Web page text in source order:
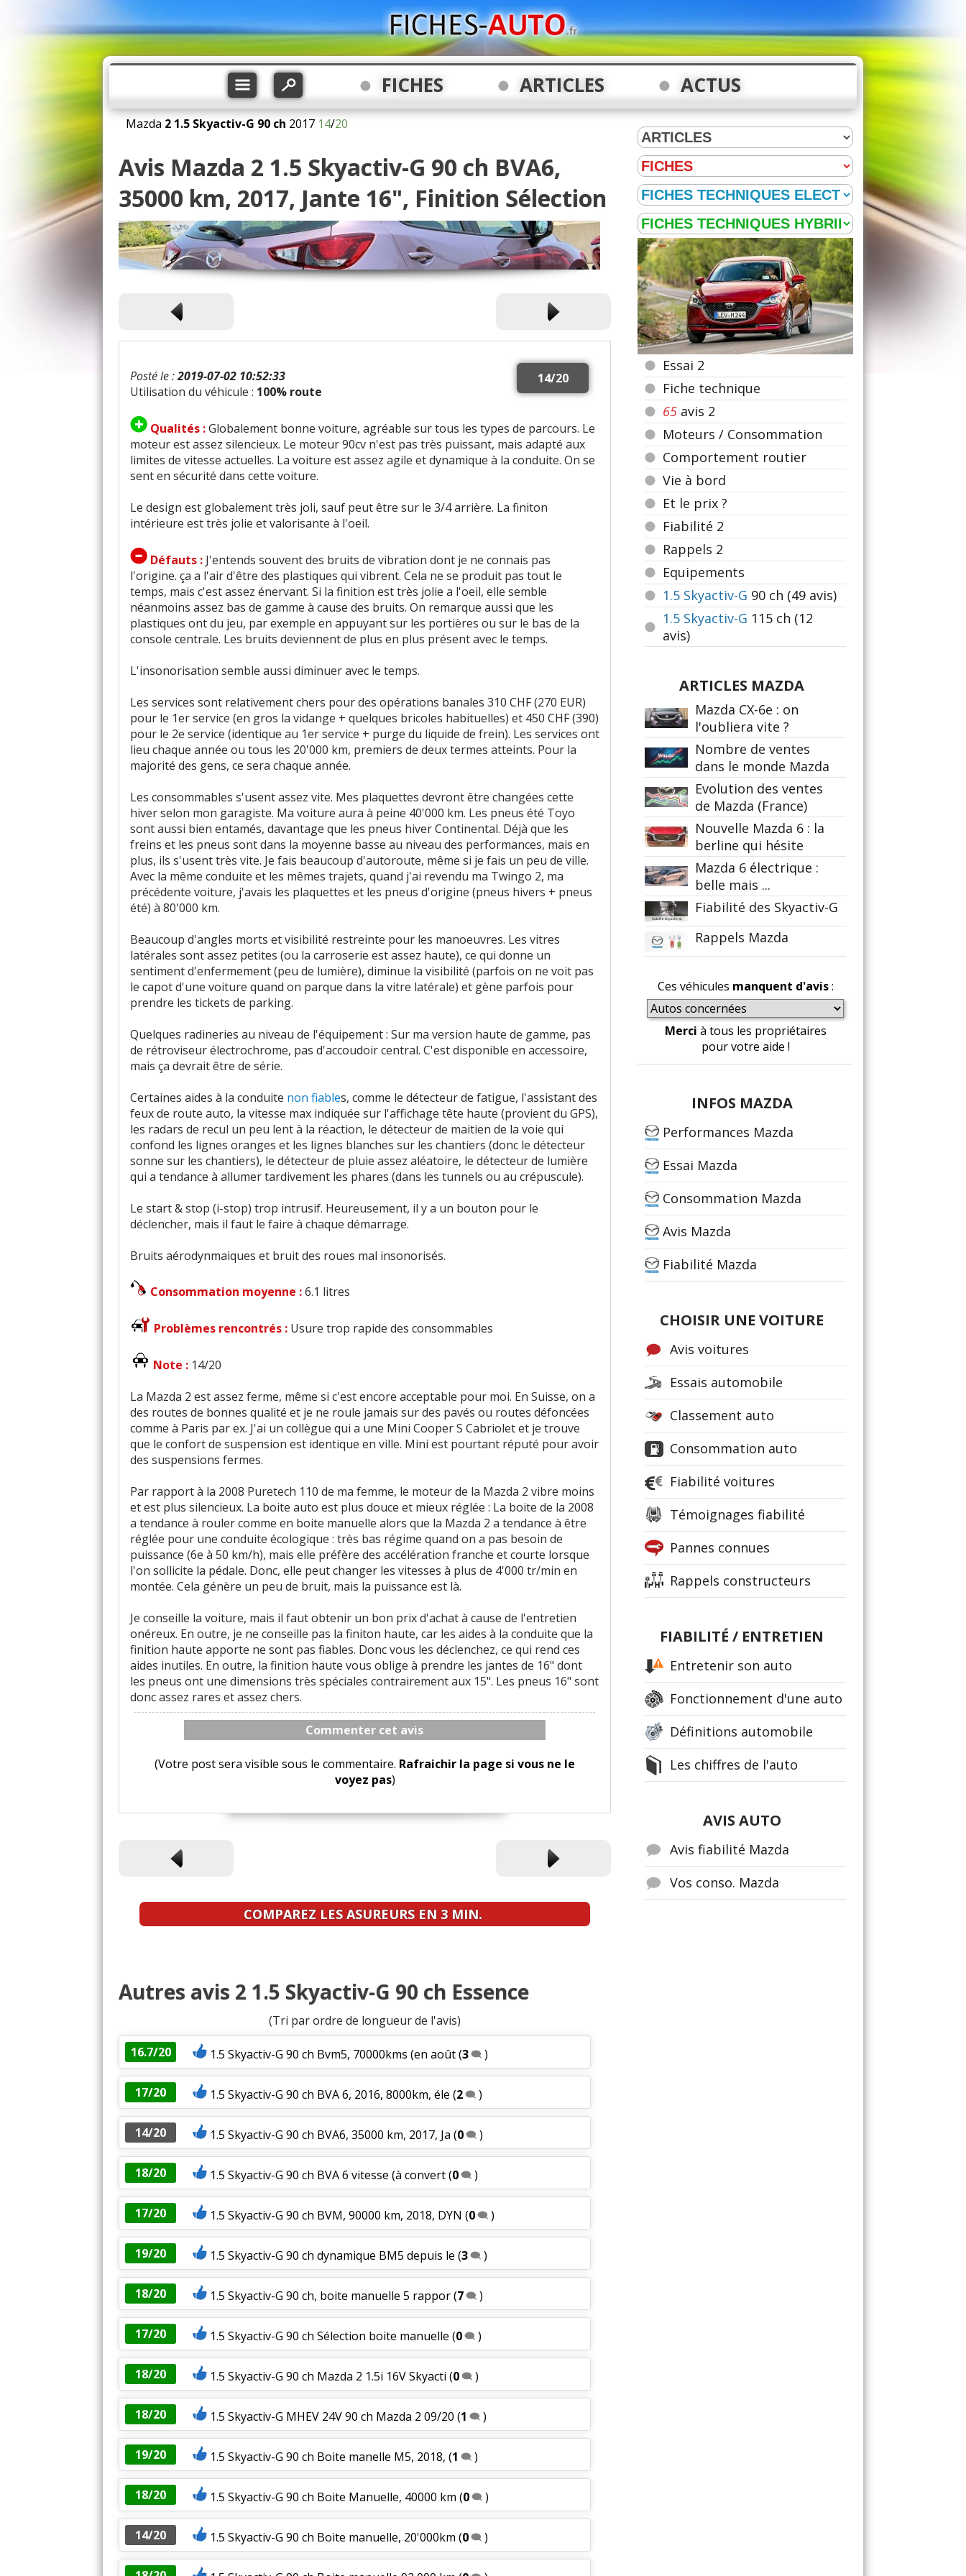
FICHES ARTICLES ACTUS
Mazda 2 1.5 Skyactiv-G 90 ch 2017 14/20
Avis Mazda 2 1.5 Skyactiv-G 90 ch BVA6,
35000 km, 2017, Jante 16", Finition Sélection
14/20
Posté le :2019-07-02 10:52:33
Utilisation du véhicule : 100% route
Qualités :Globalement bonne voiture, agréable sur tous les types de parcours. Le
moteur est assez silencieux. Le moteur 90cv n'est pas très puissant, mais adapté aux
limites de vitesse actuelles. La voiture est assez agile et dynamique à la conduite. On se
sent en sécurité dans cette voiture.
Le design est globalement très joli, sauf peut être sur le 3/4 arrière. La finiton
intérieure est très jolie et valorisante à l'oeil.
Défauts : J'entends souvent des bruits de vibration dont je ne connais pas
l'origine. ça a l'air d'être des plastiques qui vibrent. Cela ne se produit pas tout le
temps, mais c'est assez énervant. Si la finition est très jolie a l'oeil, elle semble
néanmoins assez bas de gamme à cause des bruits. On remarque aussi que les
plastiques ont du jeu, par exemple en appuyant sur les portières ou sur le bas de la
console centrale. Les bruits deviennent de plus en plus présent avec le temps.
L'insonorisation semble aussi diminuer avec le temps.
Les services sont relativement chers pour des opérations banales 310 CHF (270 EUR)
pour le 1er service (en gros la vidange + quelques bricoles habituelles) et 450 CHF (390)
pour le 2e service (identique au 1er service + purge du liquide de frein). Les services ont
lieu chaque année ou tous les 20'000 km, premiers de deux termes atteints. Pour la
majorité des gens, ce sera chaque année.
Les consommables s'usent assez vite. Mes plaquettes devront être changées cette
hiver selon mon garagiste. Ma voiture aura à peine 40'000 km. Les pneus été Toyo
sont aussi bien entamés, davantage que les pneus hiver Continental. Déjà que les
freins et les pneus sont dans la moyenne basse au niveau des performances, mais en
plus, ils s'usent très vite. Je fais beaucoup d'autoroute, même si je fais un peu de ville.
Avec la même conduite et les mêmes trajets, quand j'ai revendu ma Twingo 2, ma
précédente voiture, j'avais les plaquettes et les pneus d'origine (pneus hivers + pneus
été) à 80'000 km.
Beaucoup d'angles morts et visibilité restreinte pour les manoeuvres. Les vitres
latérales sont assez petites (ou la carroserie est assez haute), ce qui donne un
sentiment d'enfermement (peu de lumière), diminue la visibilité (parfois on ne voit pas
le capot d'une voiture quand on parque dans la vitre latérale) et gène parfois pour
prendre les tickets de parking.
Quelques radineries au niveau de l'équipement : Sur ma version haute de gamme, pas
de rétroviseur électrochrome, pas d'accoudoir central. C'est disponible en accessoire,
mais ça devrait être de série.
Certaines aides à la conduite non fiables, comme le détecteur de fatigue, l'assistant des
feux de route auto, la vitesse max indiquée sur l'affichage tête haute (provient du GPS),
les radars de recul un peu lent à la réaction, le détecteur de maitien de la voie qui
confond les lignes oranges et les lignes blanches sur les chantiers (donc le détecteur
sonne sur les chantiers), le détecteur de pluie assez aléatoire, le détecteur de lumière
qui a tendance à allumer tardivement les phares (dans les tunnels ou au crépuscule).
Le start & stop (i-stop) trop intrusif. Heureusement, il y a un bouton pour le
déclencher, mais il faut le faire à chaque démarrage.
Bruits aérodynmaiques et bruit des roues mal insonorisés.
Consommation moyenne :6.1 litres
Problèmes rencontrés : Usure trop rapide des consommables
Note : 14/20
La Mazda 2 est assez ferme, même si c'est encore acceptable pour moi. En Suisse, on a
des routes de bonnes qualité et je ne roule jamais sur des pavés ou routes défoncées
comme à Paris par ex. J'ai un collègue qui a une Mini Cooper S Cabriolet et je trouve
que le confort de suspension est identique en ville. Mini est pourtant réputé pour avoir
des suspensions fermes.
Par rapport à la 2008 Puretech 110 de ma femme, le moteur de la Mazda 2 vibre moins
et est plus silencieux. La boite auto est plus douce et mieux réglée : La boite de la 2008
a tendance à rouler comme en boite manuelle alors que la Mazda 2 a tendance à être
réglée pour une conduite écologique : très bas régime quand on a pas besoin de
puissance (6e à 50 km/h), mais elle préfère des accélération franche et courte lorsque
l'on sollicite la pédale. Donc, elle peut changer les vitesses à plus de 4'000 tr/min en
montée. Cela génère un peu de bruit, mais la puissance est là.
Je conseille la voiture, mais il faut obtenir un bon prix d'achat à cause de l'entretien
onéreux. En outre, je ne conseille pas la finiton haute, car les aides à la conduite que la
finition haute apporte ne sont pas fiables. Donc vous les déclenchez, ce qui rend ces
aides inutiles. En outre, la finition haute vous oblige à prendre les jantes de 16" dont
les pneus ont une dimensions très spéciales contrairement aux 15". Les pneus 16" sont
donc assez rares et assez chers.
Commenter cet avis
(Votre post sera visible sous le commentaire. Rafraichir la page si vous ne le
voyez pas)
COMPAREZ LES ASUREURS EN 3 MIN.
Autres avis 2 1.5 Skyactiv-G 90 ch Essence
(Tri par ordre de longueur de l'avis)
16.7/20
1.5 Skyactiv-G 90 ch Bvm5, 70000kms (en août(3 )
17/20 1.5 Skyactiv-G 90 ch BVA 6, 2016, 8000km, éle (2 )
14/20 1.5 Skyactiv-G 90 ch BVA6, 35000 km, 2017, Ja (0 )
18/20 1.5 Skyactiv-G 90 ch BVA 6 vitesse (à convert(0 )
17/20 1.5 Skyactiv-G 90 ch BVM, 90000 km, 2018, DYN (0 )
19/20 1.5 Skyactiv-G 90 ch dynamique BM5 depuis le (3 )
18/20 1.5 Skyactiv-G 90 ch, boite manuelle 5 rappor(7 )
17/20 1.5 Skyactiv-G 90 ch Sélection boite manuelle (0 )
18/20 1.5 Skyactiv-G 90 ch Mazda 2 1.5i 16V Skyacti (0 )
18/20 1.5 Skyactiv-G MHEV 24V 90 ch Mazda 2 09/20 (1 )
19/20 1.5 Skyactiv-G 90 ch Boite manelle M5, 2018, (1 )
18/20 1.5 Skyactiv-G 90 ch Boite Manuelle, 40000 km (0 )
14/20 1.5 Skyactiv-G 90 ch Boite manuelle, 20'000km (0 )
Essai 2
Fiche technique
65 avis 2
Moteurs / Consommation
Comportement routier
Vie à bord
Et le prix ?
Fiabilité 2
Rappels 2
Equipements
1.5 Skyactiv-G 90 ch (49 avis)
1.5 Skyactiv-G 115 ch (12
avis)
ARTICLES MAZDA
Mazda CX-6e : on
l'oubliera vite ?
Nombre de ventes
dans le monde Mazda
Evolution des ventes
de Mazda (France)
Nouvelle Mazda 6 : la
berline qui hésite
Mazda 6 électrique :
belle mais ...
Fiabilité des Skyactiv-G
Rappels Mazda
Ces véhicules manquent d'avis:
Merci à tous les propriétaires
pour votre aide !
INFOS MAZDA
Performances Mazda
Essai Mazda
Consommation Mazda
Avis Mazda
Fiabilité Mazda
CHOISIR UNE VOITURE
Avis voitures
Essais automobile
Classement auto
Consommation auto
Fiabilité voitures
Témoignages fiabilité
Pannes connues
Rappels constructeurs
FIABILITÉ / ENTRETIEN
Entretenir son auto
Fonctionnement d'une auto
Définitions automobile
Les chiffres de l'auto
AVIS AUTO
Avis fiabilité Mazda
Vos conso. Mazda